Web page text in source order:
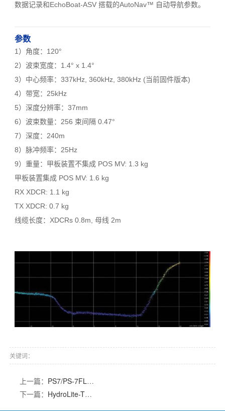
数据记录和EchoBoat-ASV 搭载的AutoNav™ 自动导航参数。
参数
1）角度：120°
2）波束宽度：1.4° x 1.4°
3）中心频率：337kHz, 360kHz, 380kHz (当前固件版本)
4）带宽：25kHz
5）深度分辨率：37mm
6）波束数量：256 束间隔 0.47°
7）深度：240m
8）脉冲频率：25Hz
9）重量：甲板装置不集成 POS MV: 1.3 kg
甲板装置集成 POS MV: 1.6 kg
RX XDCR: 1.1 kg
TX XDCR: 0.7 kg
线缆长度：XDCRs 0.8m, 母线 2m
关键词：
上一篇： PS7/PS-7FL带线缆 便携式测深仪
下一篇： HydroLite-TM™ 单频测深仪